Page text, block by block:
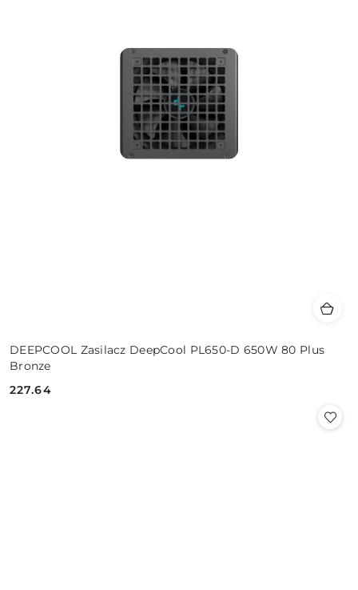
DEEPCOOL Zasilacz DeepCool PL650-D 650W 80 Plus
Bronze
Cena:
227.64